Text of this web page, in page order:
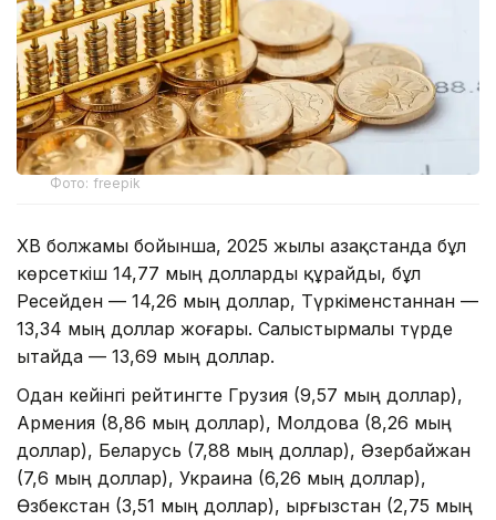
Фото: freepik
ХВҚ болжамы бойынша, 2025 жылы Қазақстанда бұл
көрсеткіш 14,77 мың долларды құрайды, бұл
Ресейден — 14,26 мың доллар, Түркіменстаннан —
13,34 мың доллар жоғары. Салыстырмалы түрде
Қытайда — 13,69 мың доллар.
Одан кейінгі рейтингте Грузия (9,57 мың доллар),
Армения (8,86 мың доллар), Молдова (8,26 мың
доллар), Беларусь (7,88 мың доллар), Әзербайжан
(7,6 мың доллар), Украина (6,26 мың доллар),
Өзбекстан (3,51 мың доллар), Қырғызстан (2,75 мың